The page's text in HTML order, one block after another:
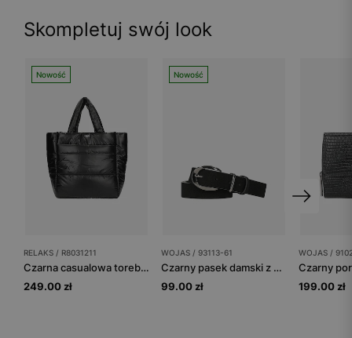
Skompletuj swój look
Nowość
RELAKS / R8031211
Czarna casualowa torebka damska RELAKS
249.00 zł
Nowość
WOJAS / 93113-61
Czarny pasek damski z dwoiny welurowej ze srebrną klamrą
99.00 zł
WOJAS /
199.00 zł